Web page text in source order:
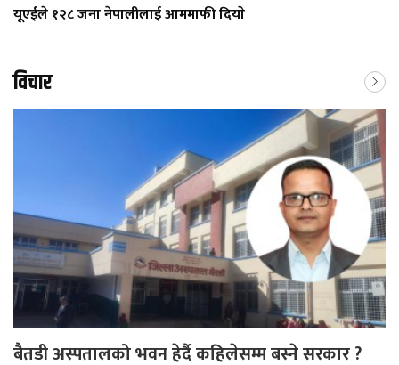
यूएईले १२८ जना नेपालीलाई आममाफी दियाे
विचार
बैतडी अस्पतालको भवन हेर्दै कहिलेसम्म बस्ने सरकार ?